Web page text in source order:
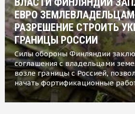
ЕВРО
РАЗРЕШЕНИЕ СТРОИТЬ
ГРАНИЦЫ РОССИИ
Силы обороны Финляндии
соглашения с владельцами
возле границы с Россией,
начать фортификационные